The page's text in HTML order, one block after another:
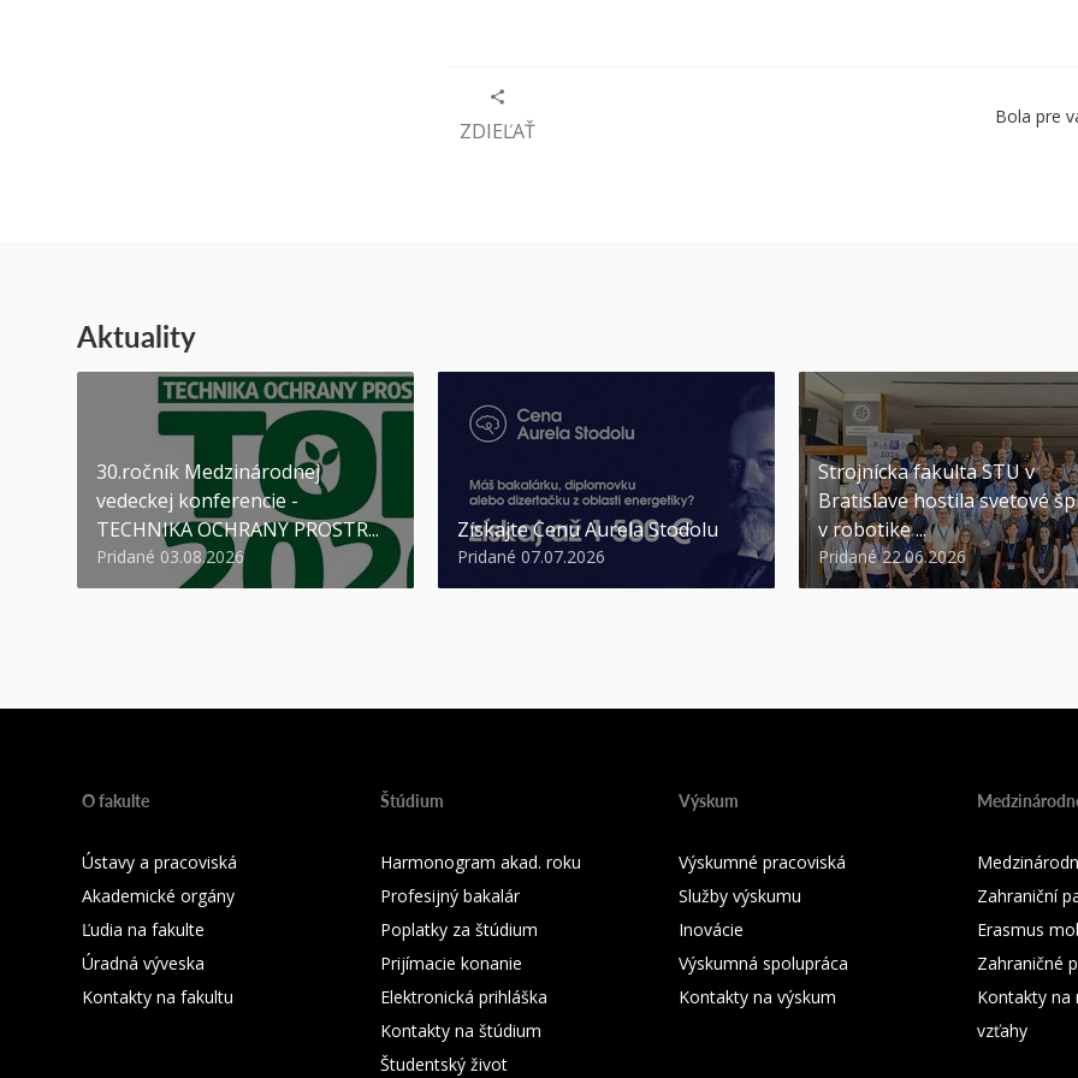
ZDIEĽAŤ
Bola pre
Aktuality
30.ročník Medzinárodnej
vedeckej konferencie -
TECHNIKA OCHRANY PROSTR...
Pridané 03.08.2026
Získajte Cenu Aurela Stodolu
Pridané 07.07.2026
Strojnícka fakulta STU v
Bratislave hostila svetové
v robotike ...
Pridané 22.06.2026
O fakulte
Ústavy a pracoviská
Akademické orgány
Ľudia na fakulte
Úradná výveska
Kontakty na fakultu
Štúdium
Harmonogram akad. roku
Profesijný bakalár
Poplatky za štúdium
Prijímacie konanie
Elektronická prihláška
Kontakty na štúdium
Študentský život
Výskum
Výskumné pracoviská
Služby výskumu
Inovácie
Výskumná spolupráca
Kontakty na výskum
Zahraniční
Erasmus
Zahraničné
Kontakty na
vzťahy